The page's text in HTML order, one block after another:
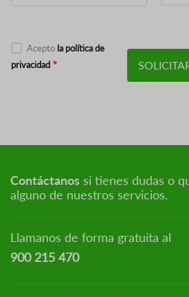
Acepto la política de
privacidad
Contáctanos si tienes dudas o
alguno de nuestros servicios.
Llamanos de forma gratuita al
900 215 470